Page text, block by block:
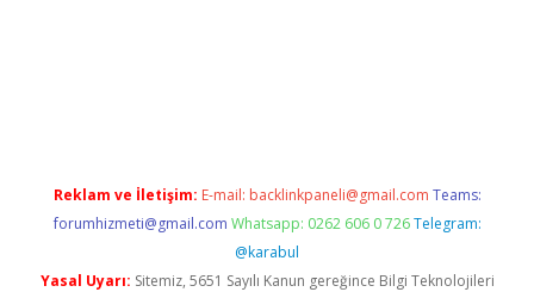
Reklam ve İletişim: E-mail: backlinkpaneli@gmail.com Teams:
forumhizmeti@gmail.com Whatsapp: 0262 606 0 726 Telegram:
@karabul
Yasal Uyarı: Sitemiz, 5651 Sayılı Kanun gereğince Bilgi Teknolojileri